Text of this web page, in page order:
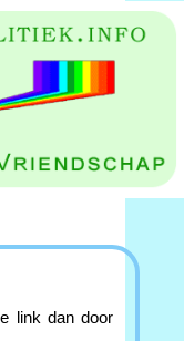
link dan door